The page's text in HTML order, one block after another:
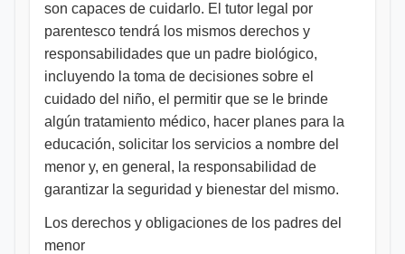
son capaces de cuidarlo. El tutor legal por
parentesco tendrá los mismos derechos y
responsabilidades que un padre biológico,
incluyendo la toma de decisiones sobre el
cuidado del niño, el permitir que se le brinde
algún tratamiento médico, hacer planes para la
educación, solicitar los servicios a nombre del
menor y, en general, la responsabilidad de
garantizar la seguridad y bienestar del mismo.
Los derechos y obligaciones de los padres del
menor